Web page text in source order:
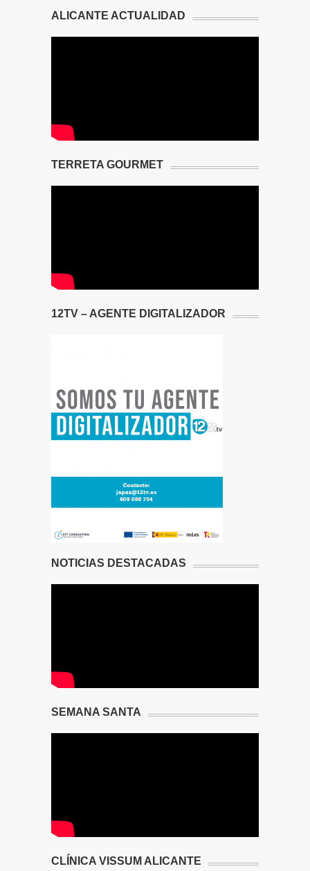
ALICANTE ACTUALIDAD
TERRETA GOURMET
12TV – AGENTE DIGITALIZADOR
NOTICIAS DESTACADAS
SEMANA SANTA
CLÍNICA VISSUM ALICANTE